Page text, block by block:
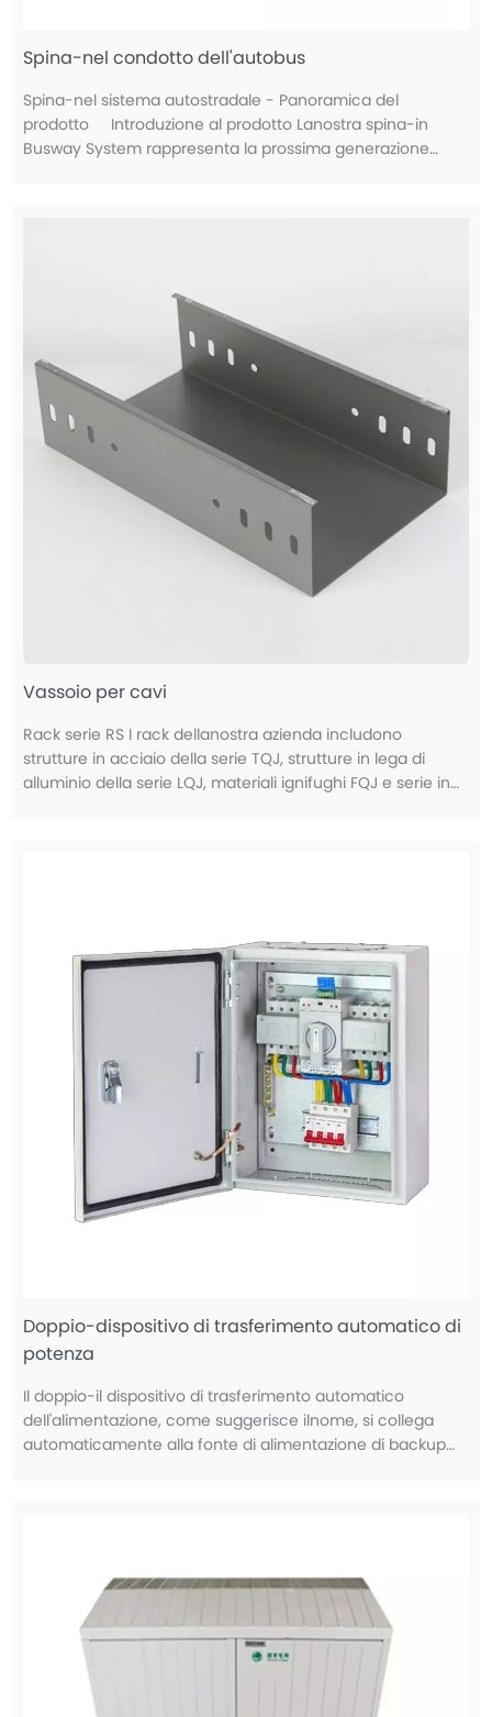
Spina-nel condotto dell'autobus
Spina-nel sistema autostradale - Panoramica del
prodotto Introduzione al prodotto Lanostra spina-in
Busway System rappresenta la prossima generazione
Vassoio per cavi
Rack serie RS I rack dellanostra azienda includono
strutture in acciaio della serie TQJ, strutture in lega di
alluminio della serie LQJ, materiali ignifughi FQJ e serie in
Doppio-dispositivo di trasferimento automatico di
potenza
Il doppio-il dispositivo di trasferimento automatico
dell'alimentazione, come suggerisce ilnome, si collega
automaticamente alla fonte di alimentazione di backup